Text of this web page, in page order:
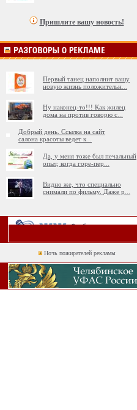
Пришлите вашу новость!
Первый танец наполнит вашу
новую жизнь положительн
Ну наконец-то!!! Как жилец
дома на против говорю с
Добрый день. Ссылка на сайт
салона красоты ведет к
Да, у меня тоже был печальный
опыт, когда горе-пер
Видно же, что специально
снимали по фильму. Даже р
Ночь пожирателей рекламы